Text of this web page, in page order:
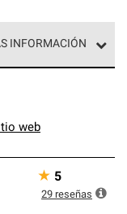
INFORMACIÓN
de techos
estrictos
web
★ 5
29 reseñas